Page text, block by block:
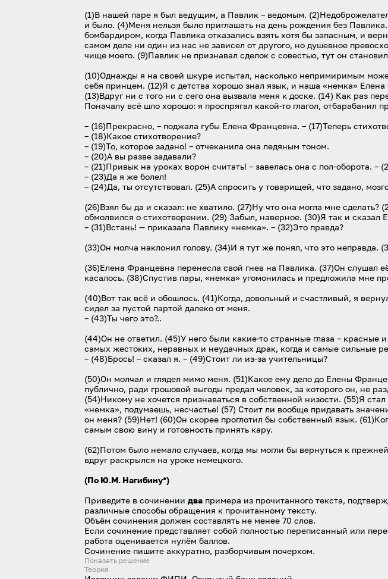
(1)В нашей паре я был ведущим, а Павлик – ведомым.
и было. (4)Меня нельзя было приглашать на день рождения без
бомбардиром, когда Павлика отказались взять хотя бы запасным, и
самом деле ни один из нас не зависел от другого, но душевное
чище моего. (9)Павлик не признавал сделок с совестью, тут он
(10)Однажды я на своей шкуре испытал, насколько непримиримым
себя принцем. (12)Я с детства хорошо знал язык, и наша «немка»
(13)Вдруг ни с того ни с сего она вызвала меня к доске. (14) Как раз
Поначалу всё шло хорошо: я проспрягал какой-то глагол, отбарабанил
– (16)Прекрасно, – поджала губы Елена Францевна. – (17)Теперь
– (18)Какое стихотворение?
– (19)То, которое задано! – отчеканила она ледяным тоном.
– (20)А вы разве задавали?
– (21)Привык на уроках ворон считать! – завелась она с пол-оборота. –
– (23)Да я же болел!
– (24)Да, ты отсутствовал. (25)А спросить у товарищей, что задано,
(26)Взял бы да и сказал: не хватило. (27)Ну что она могла мне
обмолвился о стихотворении. (29) Забыл, наверное. (30)Я так и сказал
– (31)Встань! — приказала Павлику «немка». – (32)Это правда?
(33)Он молча наклонил голову. (34)И я тут же понял, что это неправда.
(36)Елена Францевна перенесла свой гнев на Павлика. (37)Он слушал
касалось. (38)Спустив пары, «немка» угомонилась и предложила мне
(40)Вот так всё и обошлось. (41)Когда, довольный и счастливый, я
сидел за пустой партой далеко от меня.
– (43)Ты чего это?..
(44)Он не ответил. (45)У него были какие-то странные глаза –
самых жестоких, неравных и неудачных драк, когда и самые сильные
– (48)Брось! – сказал я. – (49)Стоит ли из-за учительницы?
(50)Он молчал и глядел мимо меня. (51)Какое ему дело до Елены
публично, ради грошовой выгоды предал человек, за которого он, не
(54)Никому не хочется признаваться в собственной низости. (55)Я
«немка», подумаешь, несчастье! (57) Стоит ли вообще придавать
он меня? (59)Нет! (60)Он скорее проглотил бы собственный язык.
самым свою вину и готовность принять кару.
(62)Потом было немало случаев, когда мы могли бы вернуться к
вдруг раскрылся на уроке немецкого.
(По Ю.М. Нагибину*)
Приведите в сочинении два примера из прочитанного текста,
различные способы обращения к прочитанному тексту.
Объём сочинения должен составлять не менее 70 слов.
Если сочинение представляет собой полностью переписанный или
работа оценивается нулём баллов.
Сочинение пишите аккуратно, разборчивым почерком.
Показать решение
Теория